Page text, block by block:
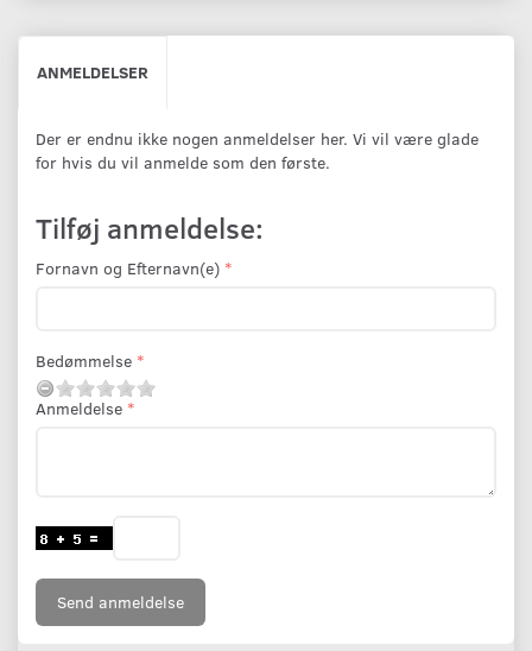
ANMELDELSER
Der er endnu ikke nogen anmeldelser her. Vi vil være glade
for hvis du vil anmelde som den første.
Tilføj anmeldelse:
Fornavn og Efternavn(e)
Bedømmelse
Anmeldelse
Send anmeldelse